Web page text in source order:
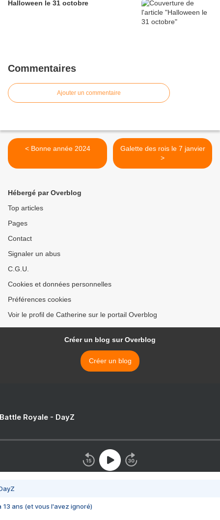
Halloween le 31 octobre
Commentaires
Ajouter un commentaire
< Bonne année 2024
Galette des rois le 7 janvier
>
Hébergé par Overblog
Top articles
Pages
Contact
Signaler un abus
C.G.U.
Cookies et données personnelles
Préférences cookies
Voir le profil de Catherine sur le portail Overblog
Créer un blog sur Overblog
Créer un blog
Royale - DayZ
13 ans (et vous l'avez ignoré)